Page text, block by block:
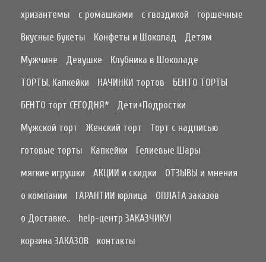
хризантемы
с ромашками с гвоздикой
горшечные
Вкусные букеты
Конфеты и Шоколад
Детям
Мужчине
Девушке
Клубника в Шоколаде
ТОРТЫ, Капкейки
НАЧИНКИ тортов
БЕНТО ТОРТЫ
БЕНТО торт СЕГОДНЯ*
Дети+Подростки
Мужской торт
Женский торт
Торт с надписью
готовые торты
Капкейки
Гелиевые Шары
мягкие игрушки
АКЦИИ и скидки
ОТЗЫВЫ и мнения
о компании
ГАРАНТИИ юрлица
ОПЛАТА заказов
о Доставке..
help-центр ЗАКАЗЧИКУ!
корзина ЗАКАЗОВ
контакты